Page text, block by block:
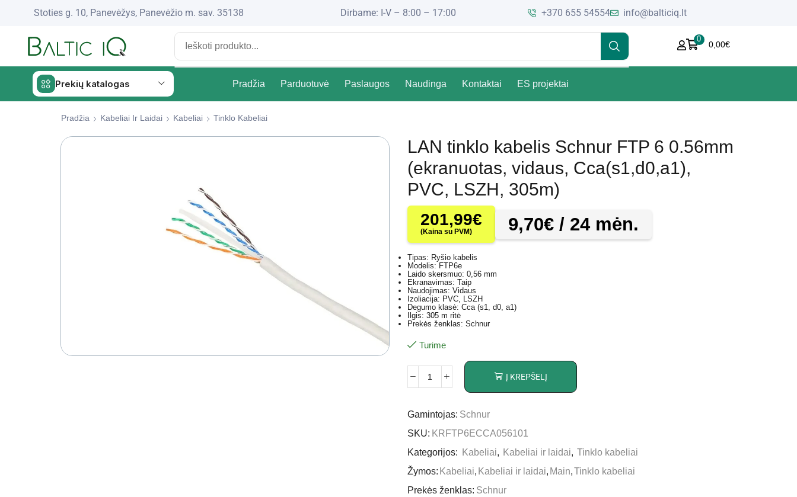
Stoties g. 10, Panevėžys, Panevėžio m. sav. 35138 Dirbame: I-V – 8:00 – 17:00 +370 655 54554 info@balticiq.lt
0
0,00€
Prekių katalogas Pradžia Parduotuvė Paslaugos Naudinga Kontaktai ES projektai
Pradžia Kabeliai Ir Laidai Kabeliai Tinklo Kabeliai
LAN tinklo kabelis Schnur FTP 6 0.56mm
(ekranuotas, vidaus, Cca(s1,d0,a1),
PVC, LSZH, 305m)
201,99€
(Kaina su PVM) 9,70€ / 24 mėn.
Tipas: Ryšio kabelis
Modelis: FTP6e
Laido skersmuo: 0,56 mm
Ekranavimas: Taip
Naudojimas: Vidaus
Izoliacija: PVC, LSZH
Degumo klasė: Cca (s1, d0, a1)
Ilgis: 305 m ritė
Prekės ženklas: Schnur
Turime
Į KREPŠELĮ
Gamintojas: Schnur
SKU: KRFTP6ECCA056101
Kategorijos:
Kabeliai, Kabeliai ir laidai, Tinklo kabeliai
Žymos: Kabeliai, Kabeliai ir laidai, Main,Tinklo kabeliai
Prekės ženklas: Schnur